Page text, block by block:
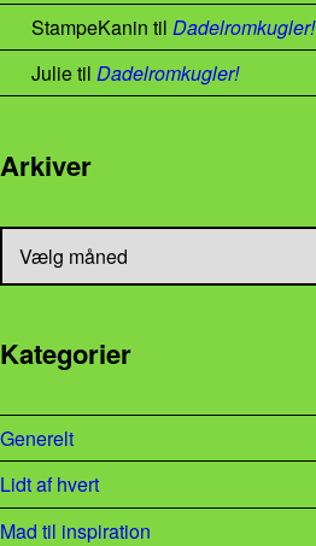
StampeKanin til Dadelromkugler!
Julietil Dadelromkugler!
Arkiver
Arkiver
Kategorier
Generelt
Lidt af hvert
Mad til inspiration